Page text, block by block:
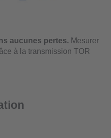
aucunes pertes. Mesurer
à la transmission TOR